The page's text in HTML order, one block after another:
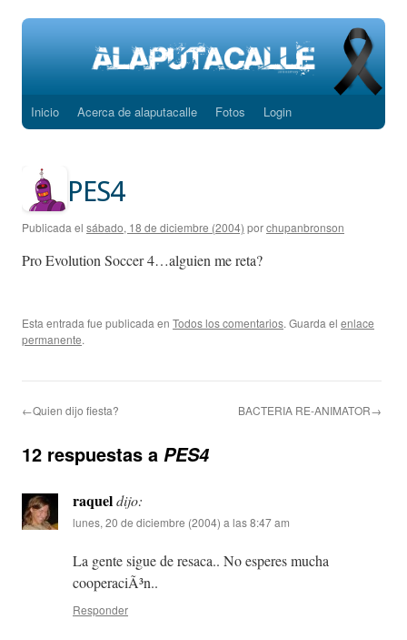
Saltar
contenido
Inicio Acerca de alaputacalle Fotos Login
PES4
Publicada el sábado, 18 de diciembre (2004) porchupanbronson
Pro Evolution Soccer 4…alguien me reta?
Esta entrada fue publicada en Todos los comentarios. Guarda el enlace
permanente.
←Quien dijo fiesta? BACTERIA RE-ANIMATOR→
12 respuestas a PES4
raqueldijo:
lunes, 20 de diciembre (2004) a las 8:47 am
La gente sigue de resaca.. No esperes mucha
cooperaciÃ³n..
Responder